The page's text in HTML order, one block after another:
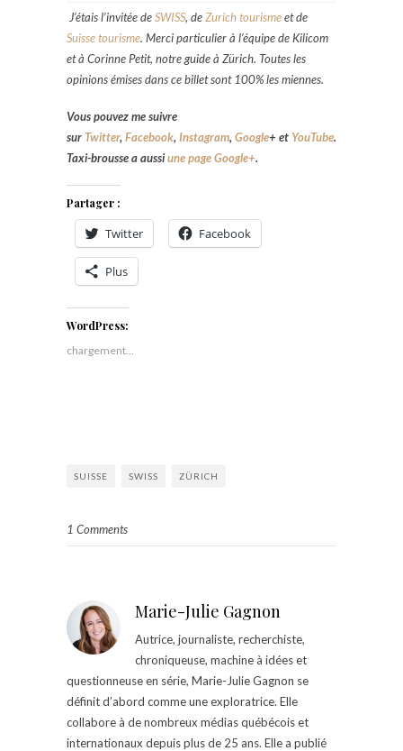
J’étais l’invitée deSWISS, deZurich tourismeet de
Suisse tourisme. Merci particulier à l’équipe de Kilicom
et à Corinne Petit, notre guide à Zürich. Toutes les
opinions émises dans ce billet sont 100% les miennes.
Vous pouvez me suivre
sur Twitter, Facebook, Instagram, Google+ et YouTube.
Taxi-brousse a aussiune page Google+.
Partager :
Twitter Facebook
Plus
WordPress:
chargement…
SUISSE SWISS ZÜRICH
1 Comments
Marie-Julie Gagnon
Autrice, journaliste, recherchiste,
chroniqueuse, machine à idées et
questionneuse en série, Marie-Julie Gagnon se
définit d’abord comme une exploratrice. Elle
collabore à de nombreux médias québécois et
internationaux depuis plus de 25 ans. Elle a publié